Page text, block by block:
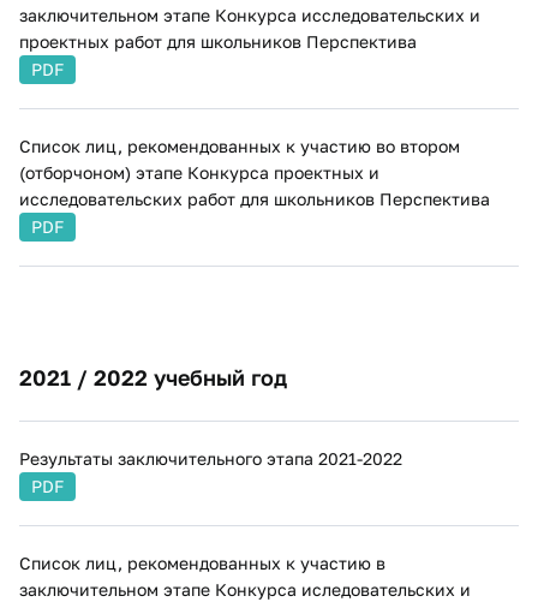
заключительном этапе Конкурса исследовательских и
проектных работ для школьников Перспектива
PDF
Список лиц, рекомендованных к участию во втором
(отборчоном) этапе Конкурса проектных и
исследовательских работ для школьников Перспектива
PDF
​2021 / 2022 учебный год​
Результаты заключительного этапа 2021-2022
PDF
Список лиц, рекомендованных к участию в
заключительном этапе Конкурса иследовательских и